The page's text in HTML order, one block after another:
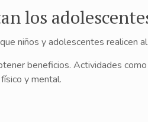
los
niños y adolescentes
beneficios. Actividades
y mental.